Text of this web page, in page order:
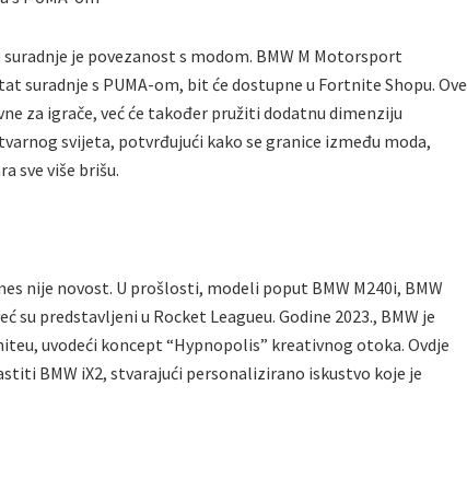
je povezanost s modom. BMW M Motorsport
suradnje s PUMA-om, bit će dostupne u Fortnite Shopu. Ove
za igrače, već će također pružiti dodatnu dimenziju
svijeta, potvrđujući kako se granice između moda,
sve više brišu.
nije novost. U prošlosti, modeli poput BMW M240i, BMW
su predstavljeni u Rocket Leagueu. Godine 2023., BMW je
uvodeći koncept “Hypnopolis” kreativnog otoka. Ovdje
BMW iX2, stvarajući personalizirano iskustvo koje je